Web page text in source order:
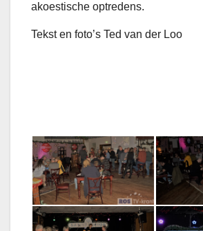
akoestische optredens.
Tekst en foto’s Ted van der Loo